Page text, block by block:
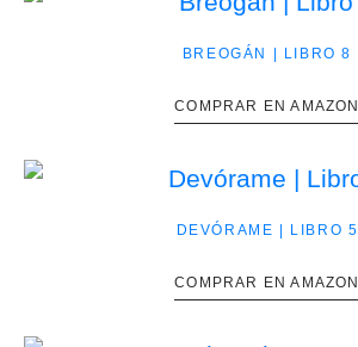
BREOGÁN | LIBRO 8
COMPRAR EN AMAZON
DEVÓRAME | LIBRO 5
COMPRAR EN AMAZON